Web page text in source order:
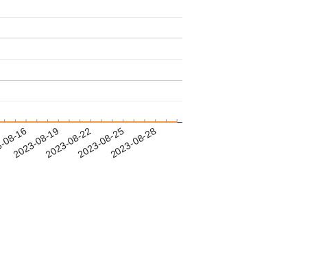
16
2023-08-192023-08-222023-08-252023-08-28